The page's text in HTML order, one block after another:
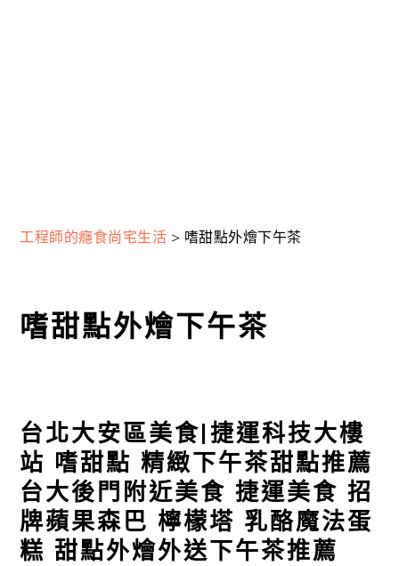
工程師的癮食尚宅生活 > 嗜甜點外燴下午茶
嗜甜點外燴下午茶
台北大安區美食|捷運科技大樓
站 嗜甜點 精緻下午茶甜點推薦
台大後門附近美食 捷運美食 招
牌蘋果森巴 檸檬塔 乳酪魔法蛋
糕 甜點外燴外送下午茶推薦